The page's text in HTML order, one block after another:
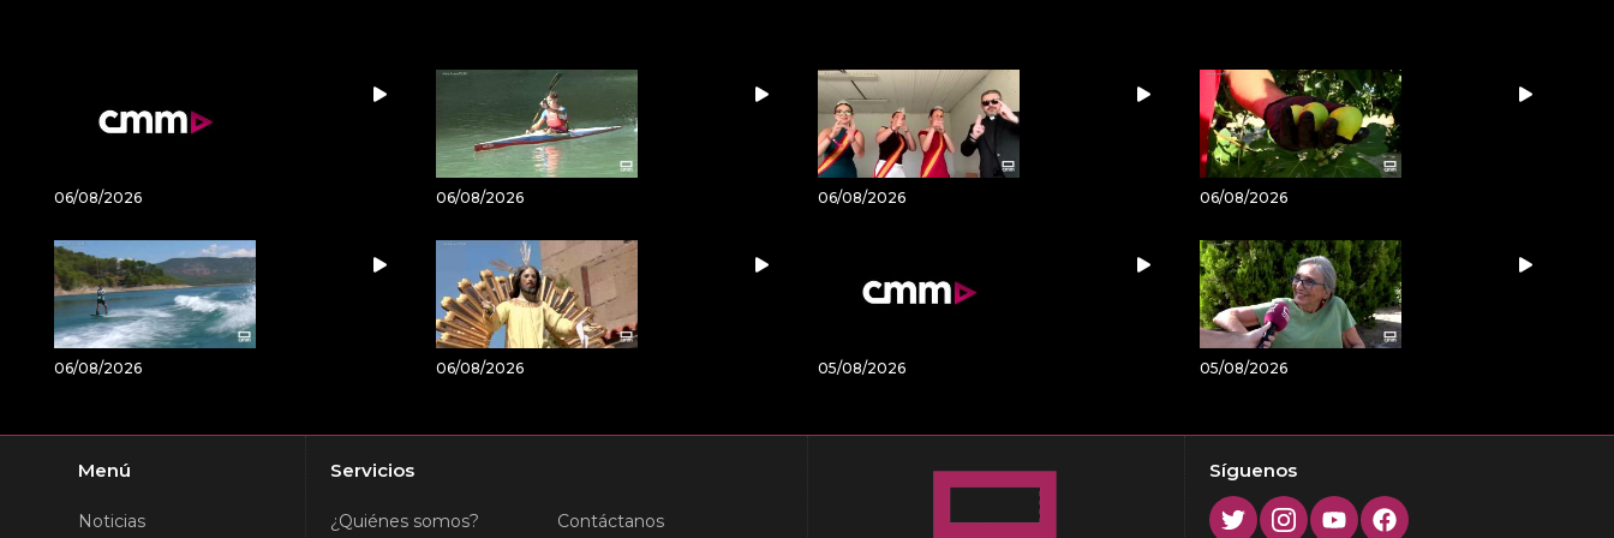
06/08/2026 06/08/2026 06/08/2026 06/08/2026
06/08/2026 06/08/2026 05/08/2026 05/08/2026
Menú
Noticias
Servicios
¿Quiénes somos? Contáctanos
Síguenos
TwitterInstagram
YoutubeFacebook